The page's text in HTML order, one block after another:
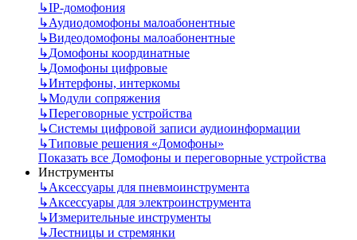
↳IP-домофония
↳Аудиодомофоны малоабонентные
↳Видеодомофоны малоабонентные
↳Домофоны координатные
↳Домофоны цифровые
↳Интерфоны, интеркомы
↳Модули сопряжения
↳Переговорные устройства
↳Системы цифровой записи аудиоинформации
↳Типовые решения «Домофоны»
Показать все Домофоны и переговорные устройства
Инструменты
↳Аксессуары для пневмоинструмента
↳Аксессуары для электроинструмента
↳Измерительные инструменты
↳Лестницы и стремянки